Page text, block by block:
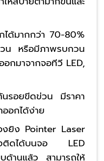
ได้มากกว่า 70-80%
วน หรือมีภาพรบกวน
กมาจากจอทีวี LED,
รอยขีดข่วน มีราคา
อกได้ง่าย
งยิง Pointer Laser
งติดได้บนจอ LED
านแล้ว สามารถให้